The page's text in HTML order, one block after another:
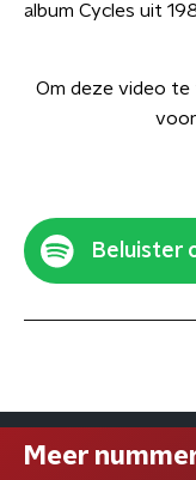
album Cycles uit
Om deze video
voor
Beluister
Meer